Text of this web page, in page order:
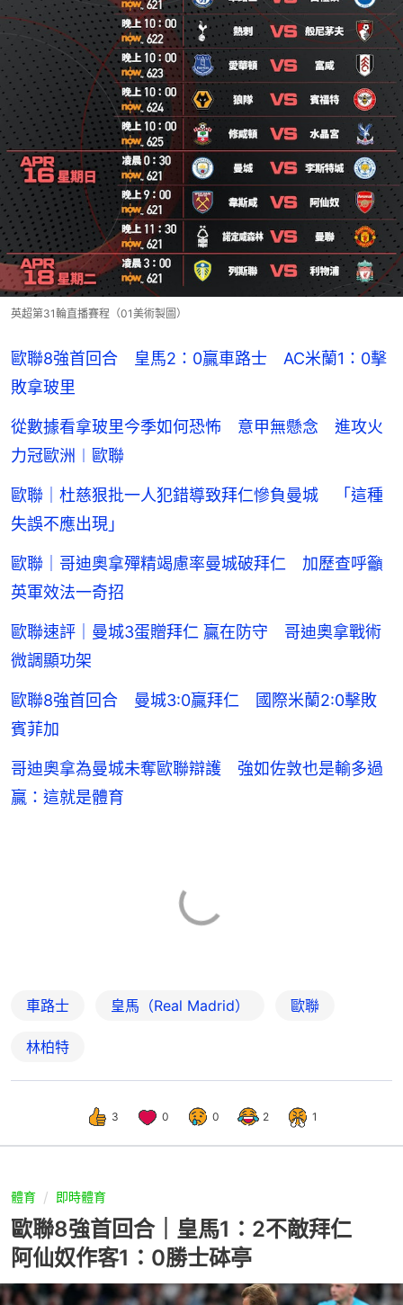
英超第31輪直播賽程（01美術製圖）
歐聯8強首回合 皇馬2：0贏車路士 AC米蘭1：0擊
敗拿玻里
從數據看拿玻里今季如何恐怖 意甲無懸念 進攻火
力冠歐洲︱歐聯
歐聯｜杜慈狠批一人犯錯導致拜仁慘負曼城 「這種
失誤不應出現」
歐聯｜哥迪奧拿殫精竭慮率曼城破拜仁 加歷查呼籲
英軍效法一奇招
歐聯速評｜曼城3蛋贈拜仁 贏在防守 哥迪奧拿戰術
微調顯功架
歐聯8強首回合 曼城3:0贏拜仁 國際米蘭2:0擊敗
賓菲加
哥迪奧拿為曼城未奪歐聯辯護 強如佐敦也是輸多過
贏：這就是體育
車路士 皇馬（Real Madrid） 歐聯
林柏特
3 0 0 2 1
體育 即時體育
歐聯8強首回合｜皇馬1：2不敵拜仁
阿仙奴作客1：0勝士砵亭